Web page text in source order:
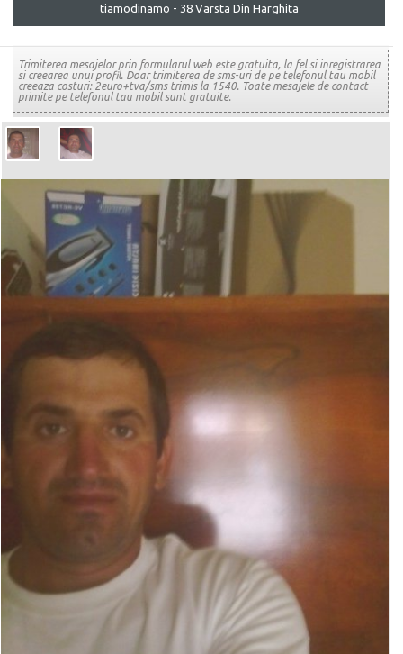
tiamodinamo - 38 Varsta Din Harghita
Trimiterea mesajelor prin formularul web este gratuita, la fel si inregistrarea
si creearea unui profil. Doar trimiterea de sms-uri de pe telefonul tau mobil
creeaza costuri: 2euro+tva/sms trimis la 1540. Toate mesajele de contact
primite pe telefonul tau mobil sunt gratuite.